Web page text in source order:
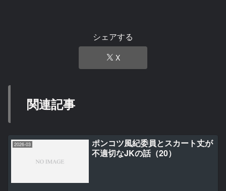
シェアする
X
関連記事
2026-03
ポンコツ風紀委員とスカート丈が
不適切なJKの話（20）